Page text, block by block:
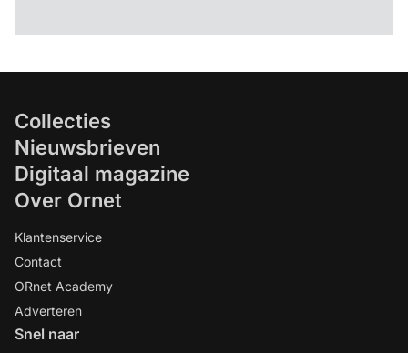
Collecties
Nieuwsbrieven
Digitaal magazine
Over Ornet
Klantenservice
Contact
ORnet Academy
Adverteren
Snel naar